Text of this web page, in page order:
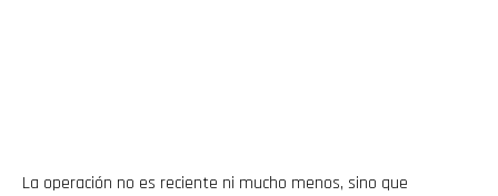
La operación no es reciente ni mucho menos, sino que